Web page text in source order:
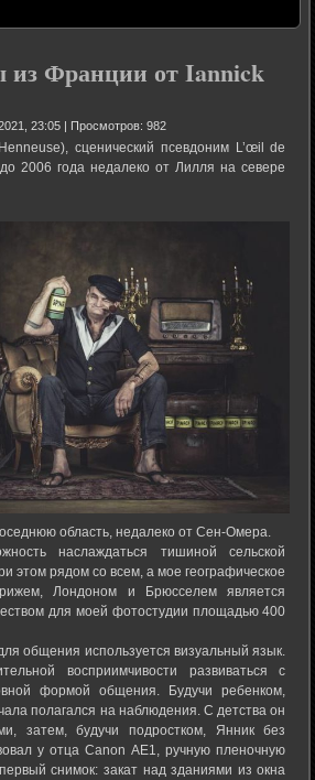
из Франции от Iannick
23:05 | Просмотров: 982
сценический псевдоним L’œil de
2006 года недалеко от Лилля на севере
область, недалеко от Сен-Омера.
наслаждаться тишиной сельской
этом рядом со всем, а мое географическое
Лондоном и Брюсселем является
для моей фотостудии площадью 400
общения используется визуальный язык.
восприимчивости развиваться с
формой общения. Будучи ребенком,
полагался на наблюдения. С детства он
затем, будучи подростком, Янник без
у отца Canon AE1, ручную пленочную
снимок: закат над зданиями из окна